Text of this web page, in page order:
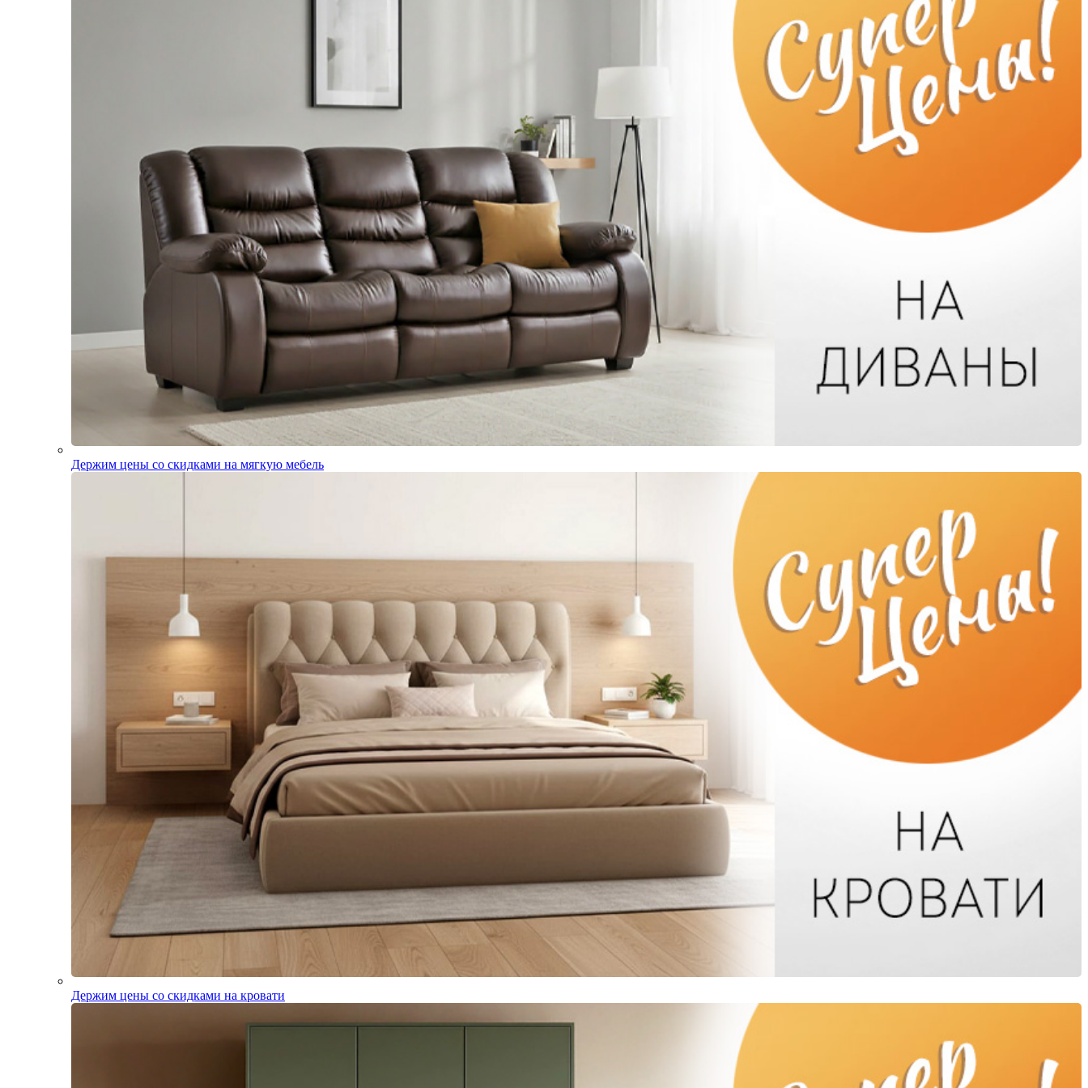
Держим цены со скидками на мягкую мебель
Держим цены со скидками на кровати